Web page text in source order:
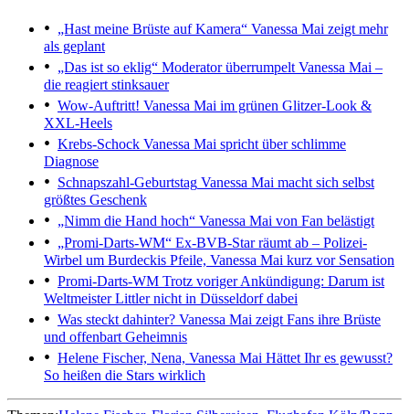
„Hast meine Brüste auf Kamera“ Vanessa Mai zeigt mehr
als geplant
„Das ist so eklig“ Moderator überrumpelt Vanessa Mai –
die reagiert stinksauer
Wow-Auftritt! Vanessa Mai im grünen Glitzer-Look &
XXL-Heels
Krebs-Schock Vanessa Mai spricht über schlimme
Diagnose
Schnapszahl-Geburtstag Vanessa Mai macht sich selbst
größtes Geschenk
„Nimm die Hand hoch“ Vanessa Mai von Fan belästigt
„Promi-Darts-WM“ Ex-BVB-Star räumt ab – Polizei-
Wirbel um Burdeckis Pfeile, Vanessa Mai kurz vor Sensation
Promi-Darts-WM Trotz voriger Ankündigung: Darum ist
Weltmeister Littler nicht in Düsseldorf dabei
Was steckt dahinter? Vanessa Mai zeigt Fans ihre Brüste
und offenbart Geheimnis
Helene Fischer, Nena, Vanessa Mai Hättet Ihr es gewusst?
So heißen die Stars wirklich